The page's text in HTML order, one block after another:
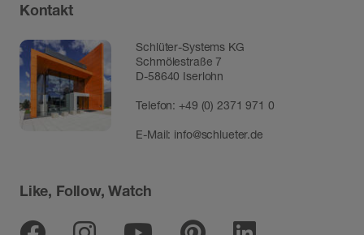
Kontakt
Schlüter-Systems KG
Schmölestraße 7
D-58640 Iserlohn
Telefon:+49 (0) 2371 971 0
E-Mail: info@schlueter.de
Like, Follow, Watch